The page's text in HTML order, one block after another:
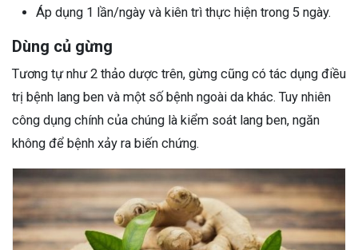
Áp dụng 1 lần/ngày và kiên trì thực hiện trong 5 ngày.
Dùng củ gừng
Tương tự như 2 thảo dược trên, gừng cũng có tác dụng điều
trị bệnh lang ben và một số bệnh ngoài da khác. Tuy nhiên
công dụng chính của chúng là kiểm soát lang ben, ngăn
không để bệnh xảy ra biến chứng.